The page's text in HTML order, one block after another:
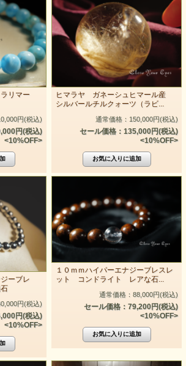
ラリマー
円(税込)
円(税込)
<10%OFF>
ヒマラヤ ガネーシュヒマール産
シルバールチルクォーツ（ラビ...
通常価格：150,000円(税込)
セール価格：135,000円(税込)
<10%OFF>
ーブレ
円(税込)
円(税込)
<10%OFF>
１０ｍｍハイパーエナジーブレスレ
ット コンドライト レアな石...
通常価格：88,000円(税込)
セール価格：79,200円(税込)
<10%OFF>